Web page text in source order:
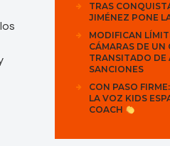
TRAS
JIMÉNEZ PONE
MODIFICAN
CÁMARAS DE UN
TRANSITADO
SANCIONES
CON PASO
LA VOZ KIDS
COACH